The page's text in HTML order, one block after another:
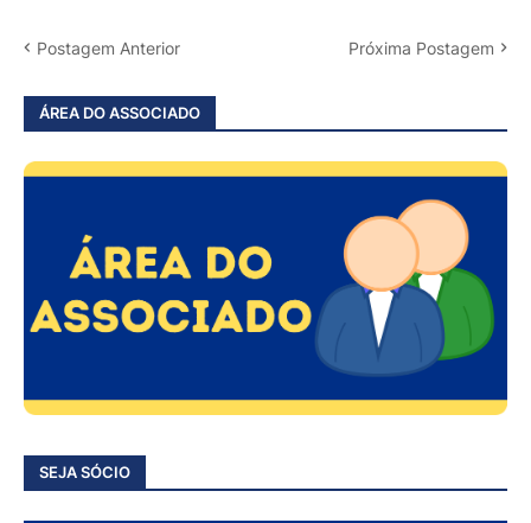
Postagem Anterior Próxima Postagem
ÁREA DO ASSOCIADO
SEJA SÓCIO